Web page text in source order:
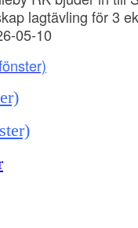
lagtävling för 3
05-10